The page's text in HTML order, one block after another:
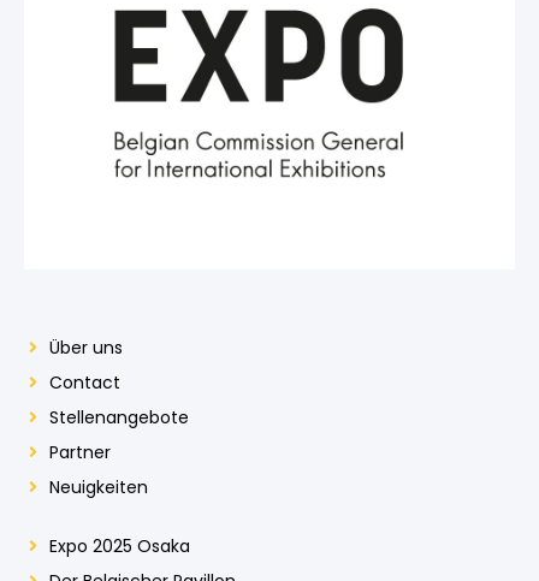
Über uns
Contact
Stellenangebote
Partner
Neuigkeiten
Expo 2025 Osaka